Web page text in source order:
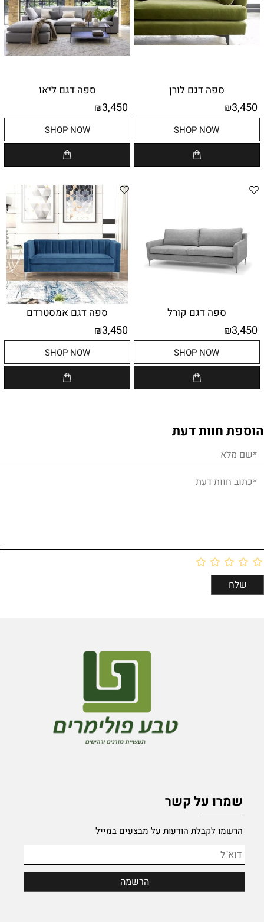
ספה דגם לורן
₪3,450
SHOP NOW
ספה דגם ליאו
₪3,450
SHOP NOW
ספה דגם קורל
₪3,450
SHOP NOW
ספה דגם אמסטרדם
₪3,450
SHOP NOW
הוספת חוות דעת
שמרו על קשר
הרשמו לקבלת הודעות על מבצעים במייל